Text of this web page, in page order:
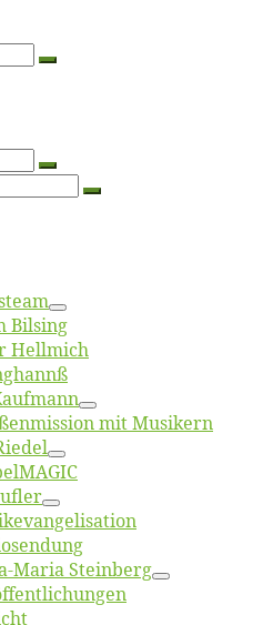
Suche
Suche
Suche
Bilsing
Hellmich
mit Musikern
Ma­ria Steinberg